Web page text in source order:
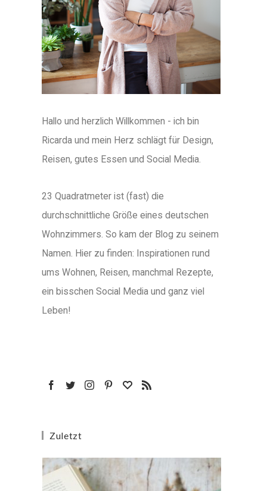
Hallo und herzlich Willkommen - ich bin
Ricarda und mein Herz schlägt für Design,
Reisen, gutes Essen und Social Media.
23 Quadratmeter ist (fast) die
durchschnittliche Größe eines deutschen
Wohnzimmers. So kam der Blog zu seinem
Namen. Hier zu finden: Inspirationen rund
ums Wohnen, Reisen, manchmal Rezepte,
ein bisschen Social Media und ganz viel
Leben!
Zuletzt